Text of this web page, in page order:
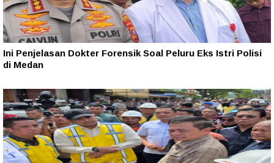
Ini Penjelasan Dokter Forensik Soal Peluru Eks Istri Polisi
di Medan